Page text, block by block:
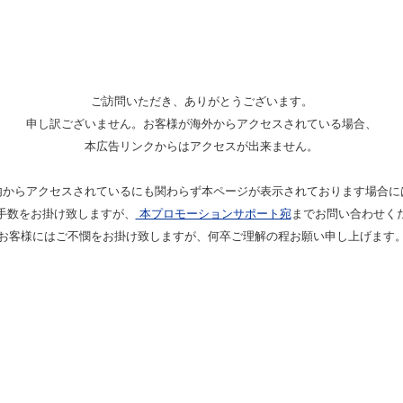
ご訪問いただき、ありがとうございます。
申し訳ございません。お客様が海外からアクセスされている場合、
本広告リンクからはアクセスが出来ません。
からアクセスされているにも関わらず本ページが表示されております場合に
数をお掛け致しますが、
本プロモーションサポート宛までお問い合わせく
客様にはご不憫をお掛け致しますが、何卒ご理解の程お願い申し上げます。